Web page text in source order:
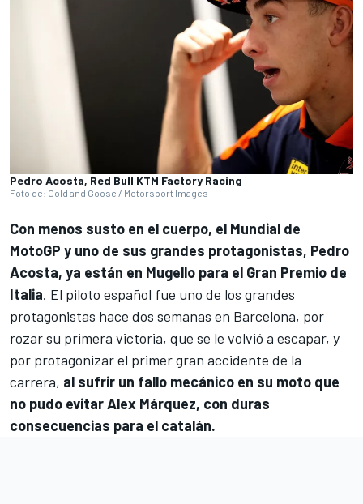
Pedro Acosta, Red Bull KTM Factory Racing
Foto de: Gold and Goose / Motorsport Images
Con menos susto en el cuerpo, el Mundial de
MotoGP y uno de sus grandes protagonistas, Pedro
Acosta, ya están en Mugello para el Gran Premio de
Italia. El piloto español fue uno de los grandes
protagonistas hace dos semanas en Barcelona, por
rozar su primera victoria, que se le volvió a escapar, y
por protagonizar el primer gran accidente de la
carrera, al sufrir un fallo mecánico en su moto que
no pudo evitarAlex Márquez, con duras
consecuencias para el catalán.